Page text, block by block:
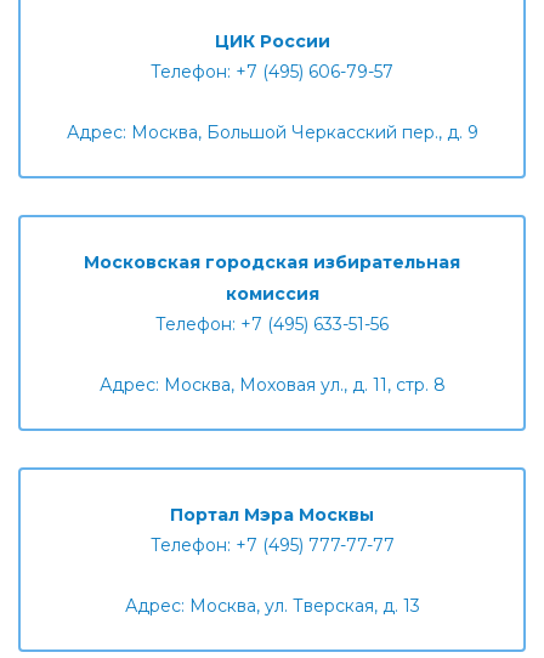
ЦИК России
Телефон: +7 (495) 606-79-57
Адрес: Москва, Большой Черкасский пер., д. 9
Московская городская избирательная
комиссия
Телефон: +7 (495) 633-51-56
Адрес: Москва, Моховая ул., д. 11, стр. 8
Портал Мэра Москвы
Телефон: +7 (495) 777-77-77
Адрес: Москва, ул. Тверская, д. 13